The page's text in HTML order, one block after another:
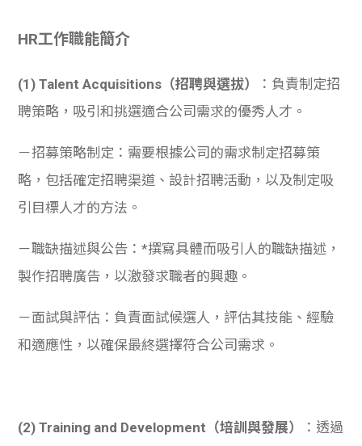
HR工作職能簡介
(1) Talent Acquisitions（招聘與選拔）
：負責制定招
聘策略，吸引和挑選適合公司需求的優秀人才。
－招募策略制定：需要根據公司的需求制定招募策
略，包括確定招聘渠道、設計招聘活動，以及制定吸
引目標人才的方法。
－職缺描述與公告：*撰寫具體而吸引人的職缺描述，
製作招聘廣告，以激發求職者的興趣。
－面試與評估：負責面試候選人，評估其技能、經驗
和適應性，以確保最終選擇符合公司需求。
(2) Training and Development（培訓與發展）
：透過